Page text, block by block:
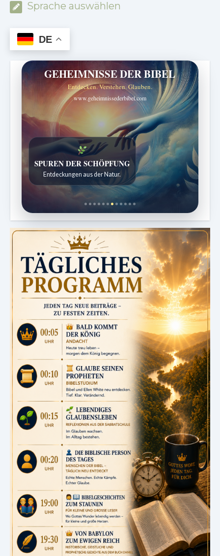
Sprache auswählen
DE
GEHEIMNISSE DER BIBEL
Entdecken. Verstehen. Glauben.
www.geheimnissederbibel.com
SPUREN DER SCHÖPFUNG
Entdeckungen aus der Natur.